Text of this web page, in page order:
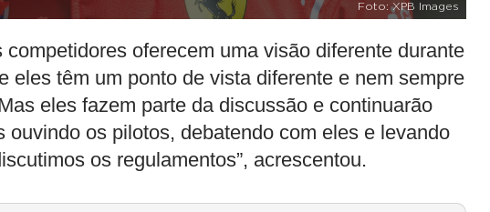
Foto: XPB Images
oferecem uma visão diferente durante
eles têm um ponto de vista diferente e nem sempre
eles fazem parte da discussão e continuarão
os pilotos, debatendo com eles e levando
os regulamentos”, acrescentou.